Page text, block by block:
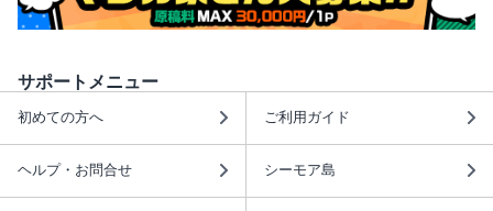
サポートメニュー
初めての方へ ご利用ガイド
ヘルプ・お問合せ シーモア島